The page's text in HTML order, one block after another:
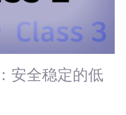
安全稳定的低